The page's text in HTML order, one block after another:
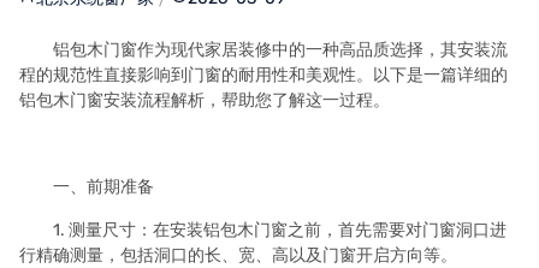
铝包木门窗作为现代家居装修中的一种高品质选择，其安装流
程的规范性直接影响到门窗的耐用性和美观性。以下是一篇详细的
铝包木门窗安装流程解析，帮助您了解这一过程。
一、前期准备
1. 测量尺寸：在安装铝包木门窗之前，首先需要对门窗洞口进
行精确测量，包括洞口的长、宽、高以及门窗开启方向等。